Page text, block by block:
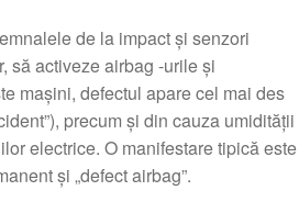
de la impact și senzori
să activeze airbag -urile și
mașini, defectul apare cel mai des
precum și din cauza umidității
electrice. O manifestare tipică este
și „defect airbag”.